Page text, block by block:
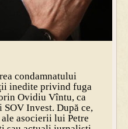
condamnatului
inedite privind fuga
Ovidiu Vîntu, ca
Invest. După ce,
asocierii lui Petre